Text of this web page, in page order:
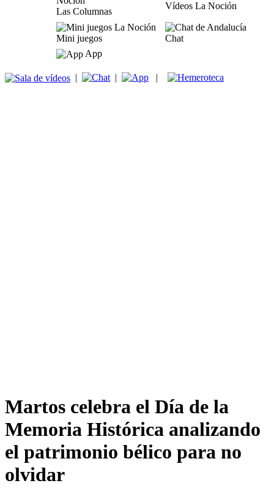
Las Columnas
Vídeos La Noción
Mini juegos
Chat
App
| | |
Martos celebra el Día de la
Memoria Histórica analizando
el patrimonio bélico para no
olvidar